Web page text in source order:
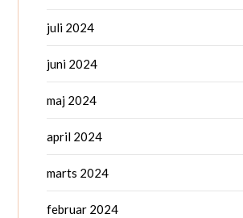
juli 2024
juni 2024
maj 2024
april 2024
marts 2024
februar 2024